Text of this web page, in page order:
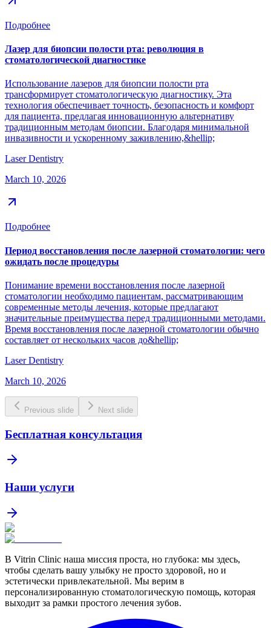
Подробнее
Лазер для биопсии полости рта: революция в
стоматологической диагностике
Использование лазеров для биопсии полости рта
трансформирует стоматологическую диагностику. Эта
технология обеспечивает точность, безопасность и комфорт
для пациента, предлагая инновационную альтернативу
традиционным методам биопсии. Благодаря минимальной
инвазивности и ускоренному заживлению,&hellip;
Laser Dentistry
March 10, 2026
Подробнее
Период восстановления после лазерной стоматологии: чего
ожидать после процедуры
Понимание времени восстановления после лазерной
стоматологии необходимо пациентам, рассматривающим
современные методы лечения, которые предлагают
значительные преимущества перед традиционными методами.
Время восстановления после лазерной стоматологии обычно
составляет от нескольких часов до&hellip;
Laser Dentistry
March 10, 2026
Previous slide Next slide
Бесплатная консультация
Наши услуги
В Vitrin Clinic наша миссия проста, но глубока: мы здесь,
чтобы сделать вашу улыбку не просто здоровой, но и
эстетически привлекательной. Мы верим в
персонализированную стоматологическую помощь, которая
выходит за рамки простого лечения зубов.